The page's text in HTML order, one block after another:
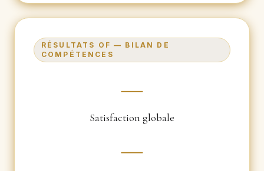
RÉSULTATS OF — BILAN DE
COMPÉTENCES
—
Satisfaction globale
—